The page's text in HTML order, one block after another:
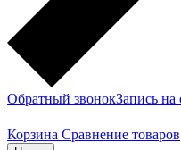
Обратный звонокЗапись на
Корзина Сравнение товаров